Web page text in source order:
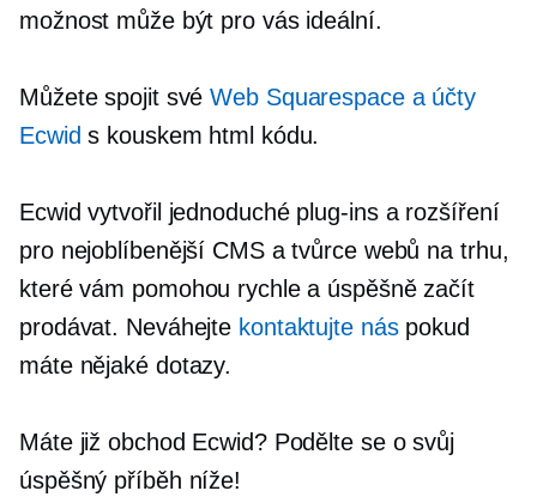
možnost může být pro vás ideální.
Můžete spojit svéWeb Squarespace a účty
Ecwid s kouskem html kódu.
Ecwid vytvořil jednoduché plug-insa rozšíření
pro nejoblíbenější CMS a tvůrce webů na trhu,
které vám pomohou rychle a úspěšně začít
prodávat. Neváhejte kontaktujte náspokud
máte nějaké dotazy.
Máte již obchod Ecwid? Podělte se o svůj
úspěšný příběh níže!